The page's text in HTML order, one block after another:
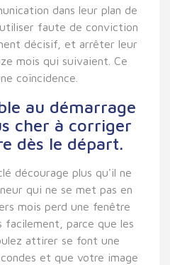
dans leur plan de
faute de conviction
décisif, et arrêter leur
mois qui suivaient. Ce
coïncidence.
au démarrage
cher à corriger
dès le départ.
décourage plus qu'il ne
qui ne se met pas en
mois perd une fenêtre
facilement, parce que les
attirer se font une
et que votre image